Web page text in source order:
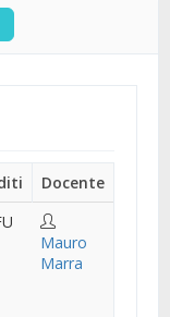
Docente
Mauro
Marra